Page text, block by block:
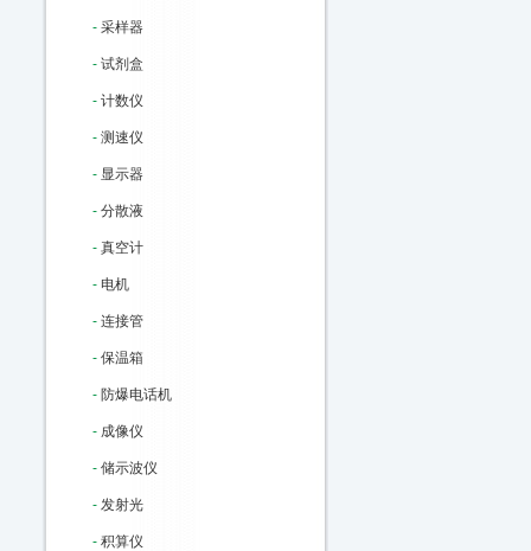
- 采样器
- 试剂盒
- 计数仪
- 测速仪
- 显示器
- 分散液
- 真空计
- 电机
- 连接管
- 保温箱
- 防爆电话机
- 成像仪
- 储示波仪
- 发射光
- 积算仪